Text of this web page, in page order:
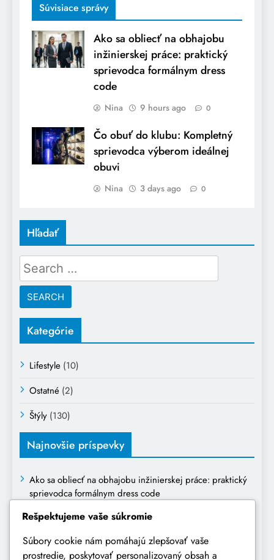
Súvisiace správy
Ako sa obliecť na obhajobu
inžinierskej práce: praktický
sprievodca formálnym dress
code
Nina 9 hours ago 0
Čo obuť do klubu: Kompletný
sprievodca výberom ideálnej
obuvi
Nina 3 days ago 0
Hľadať
Search
for:
Kategórie
Lifestyle (10)
Ostatné (2)
Štýly (130)
Najnovšie príspevky
Ako sa obliecť na obhajobu inžinierskej práce: praktický
sprievodca formálnym dress code
Čo obuť do klubu: Kompletný sprievodca výberom
Ako sa obliecť na prvé narodeniny dieťaťa: kompletný
Rešpektujeme vaše súkromie
Súbory cookie nám pomáhajú zlepšovať vaše
prostredie, poskytovať personalizovaný obsah a